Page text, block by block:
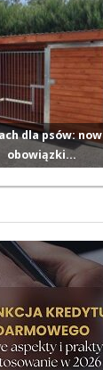
dla psów:
obowiązki…